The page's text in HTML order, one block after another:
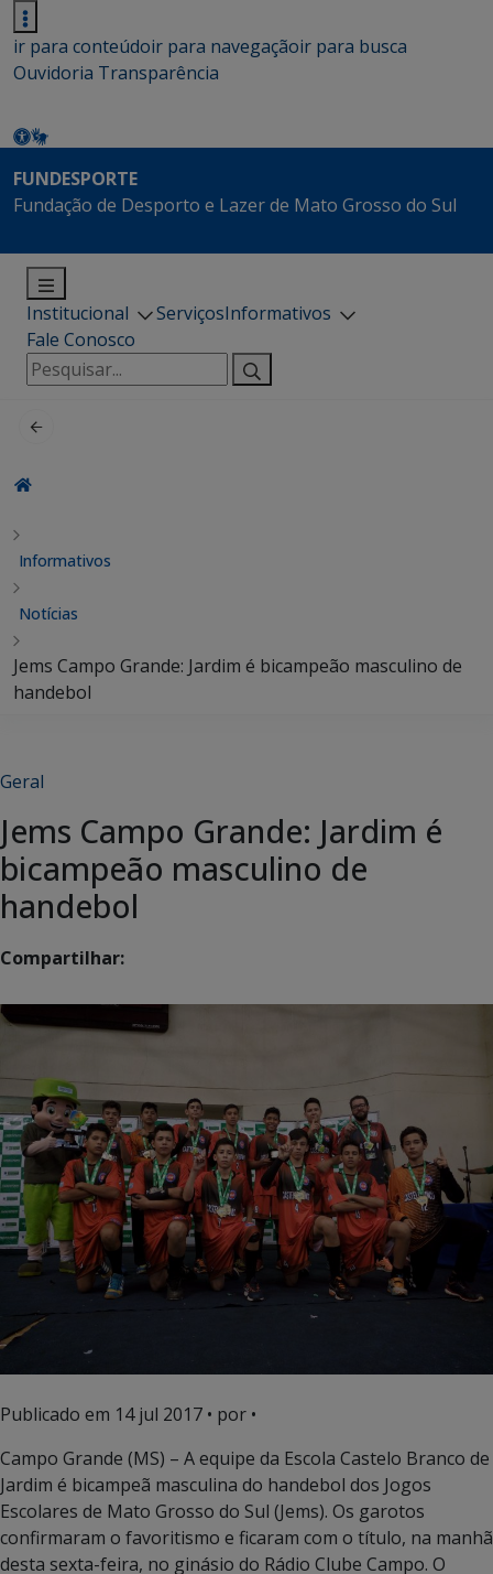
ir para conteúdoir para navegaçãoir para busca
Ouvidoria Transparência
FUNDESPORTE
Fundação de Desporto e Lazer de Mato Grosso do Sul
Institucional ServiçosInformativos
Fale Conosco
Pesquisar
por:
Informativos
Notícias
Jems Campo Grande: Jardim é bicampeão masculino de
handebol
Geral
Jems Campo Grande: Jardim é
bicampeão masculino de
handebol
Compartilhar:
Publicado em 14 jul 2017 • por •
Campo Grande (MS) – A equipe da Escola Castelo Branco de
Jardim é bicampeã masculina do handebol dos Jogos
Escolares de Mato Grosso do Sul (Jems). Os garotos
confirmaram o favoritismo e ficaram com o título, na manhã
desta sexta-feira, no ginásio do Rádio Clube Campo. O